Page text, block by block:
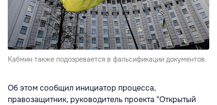
Кабмин также подозревается в фальсификации документов.
Об этом сообщил инициатор процесса,
правозащитник, руководитель проекта "Открытый